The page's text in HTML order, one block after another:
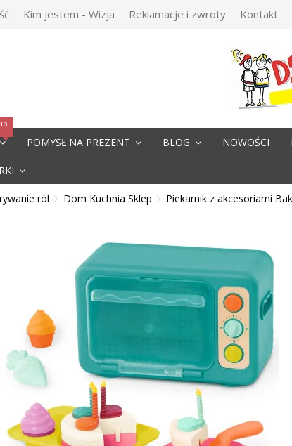
Kim jestem - Wizja Reklamacje i zwroty Kontakt
POMYSŁ NA PREZENT BLOG NOWOŚCI
ról Dom Kuchnia Sklep Piekarnik z akcesoriami